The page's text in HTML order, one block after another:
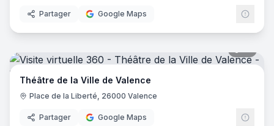
Partager Google Maps
Théâtre de la Ville de Valence
Place de la Liberté, 26000 Valence
Partager Google Maps